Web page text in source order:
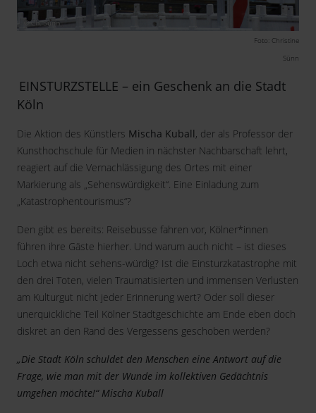
Foto: Christine
Sünn
EINSTURZSTELLE – ein Geschenk an die Stadt
Köln
Die Aktion des Künstlers Mischa Kuball, der als Professor der
Kunsthochschule für Medien in nächster Nachbarschaft lehrt,
reagiert auf die Vernachlässigung des Ortes mit einer
Markierung als „Sehenswürdigkeit“. Eine Einladung zum
„Katastrophentourismus“?
Den gibt es bereits: Reisebusse fahren vor, Kölner*innen
führen ihre Gäste hierher. Und warum auch nicht – ist dieses
Loch etwa nicht sehens-würdig? Ist die Einsturzkatastrophe mit
den drei Toten, vielen Traumatisierten und immensen Verlusten
am Kulturgut nicht jeder Erinnerung wert? Oder soll dieser
unerquickliche Teil Kölner Stadtgeschichte am Ende eben doch
diskret an den Rand des Vergessens geschoben werden?
„Die Stadt Köln schuldet den Menschen eine Antwort auf die
Frage, wie man mit der Wunde im kollektiven Gedächtnis
umgehen möchte!“ Mischa Kuball